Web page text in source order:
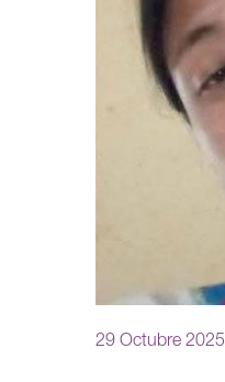
29 Octubre 2025